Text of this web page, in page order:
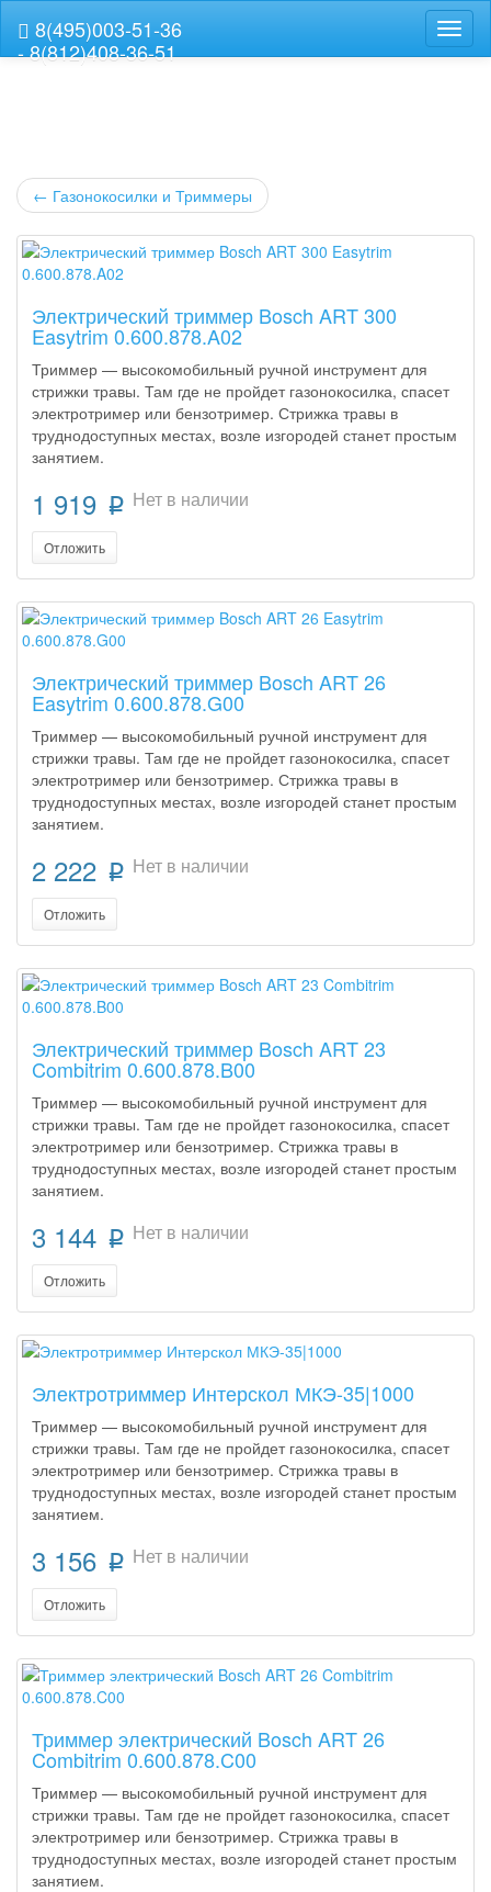
8(495)003-51-36
- 8(812)408-36-51
← Газонокосилки и Триммеры
Электрический триммер Bosch ART 300
Easytrim 0.600.878.A02
Триммер — высокомобильный ручной инструмент для
стрижки травы. Там где не пройдет газонокосилка, спасет
электротример или бензотример. Стрижка травы в
труднодоступных местах, возле изгородей станет простым
занятием.
1 919 p Нет в наличии
Отложить
Электрический триммер Bosch ART 26
Easytrim 0.600.878.G00
Триммер — высокомобильный ручной инструмент для
стрижки травы. Там где не пройдет газонокосилка, спасет
электротример или бензотример. Стрижка травы в
труднодоступных местах, возле изгородей станет простым
занятием.
2 222 p Нет в наличии
Отложить
Электрический триммер Bosch ART 23
Combitrim 0.600.878.B00
Триммер — высокомобильный ручной инструмент для
стрижки травы. Там где не пройдет газонокосилка, спасет
электротример или бензотример. Стрижка травы в
труднодоступных местах, возле изгородей станет простым
занятием.
3 144 p Нет в наличии
Отложить
Электротриммер Интерскол МКЭ-35|1000
Триммер — высокомобильный ручной инструмент для
стрижки травы. Там где не пройдет газонокосилка, спасет
электротример или бензотример. Стрижка травы в
труднодоступных местах, возле изгородей станет простым
занятием.
3 156 p Нет в наличии
Отложить
Триммер электрический Bosch ART 26
Combitrim 0.600.878.C00
Триммер — высокомобильный ручной инструмент для
стрижки травы. Там где не пройдет газонокосилка, спасет
электротример или бензотример. Стрижка травы в
труднодоступных местах, возле изгородей станет простым
занятием.